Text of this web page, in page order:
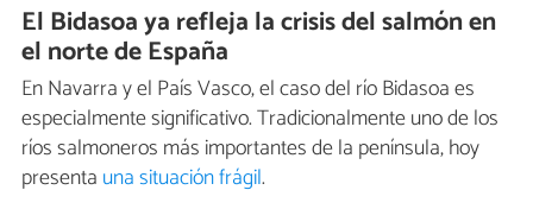
El Bidasoa ya refleja la crisis del salmón en
el norte de España
En Navarra y el País Vasco, el caso del río Bidasoa es
especialmente significativo. Tradicionalmente uno de los
ríos salmoneros más importantes de la península, hoy
presenta una situación frágil.